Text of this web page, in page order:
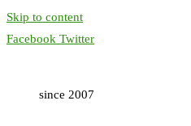
Skip to content
Facebook Twitter
since 2007